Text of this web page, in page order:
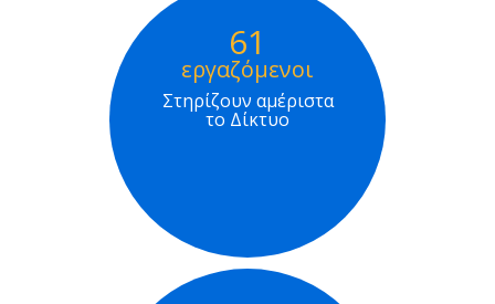
61
εργαζόμενοι
Στηρίζουν αμέριστα
το Δίκτυο